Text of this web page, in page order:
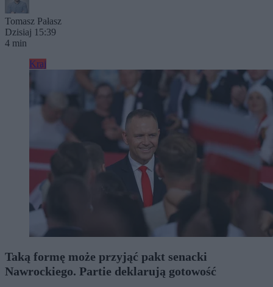
Tomasz Pałasz
Dzisiaj 15:39
4 min
Kraj
Taką formę może przyjąć pakt senacki
Nawrockiego. Partie deklarują gotowość